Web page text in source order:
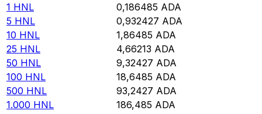
1 HNL 0,186485 ADA
5 HNL 0,932427 ADA
10 HNL 1,86485 ADA
25 HNL 4,66213 ADA
50 HNL 9,32427 ADA
100 HNL 18,6485 ADA
500 HNL 93,2427 ADA
1.000 HNL 186,485 ADA